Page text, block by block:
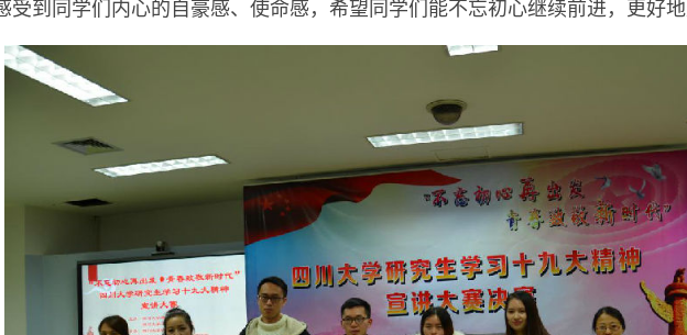
受到同学们内心的自豪感、使命感，希望同学们能不忘初心继续前进，更好地